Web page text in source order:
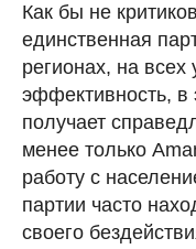
Как бы не
единственная
регионах, на всех
эффективность, в
получает
менее только
работу с
партии часто
своего